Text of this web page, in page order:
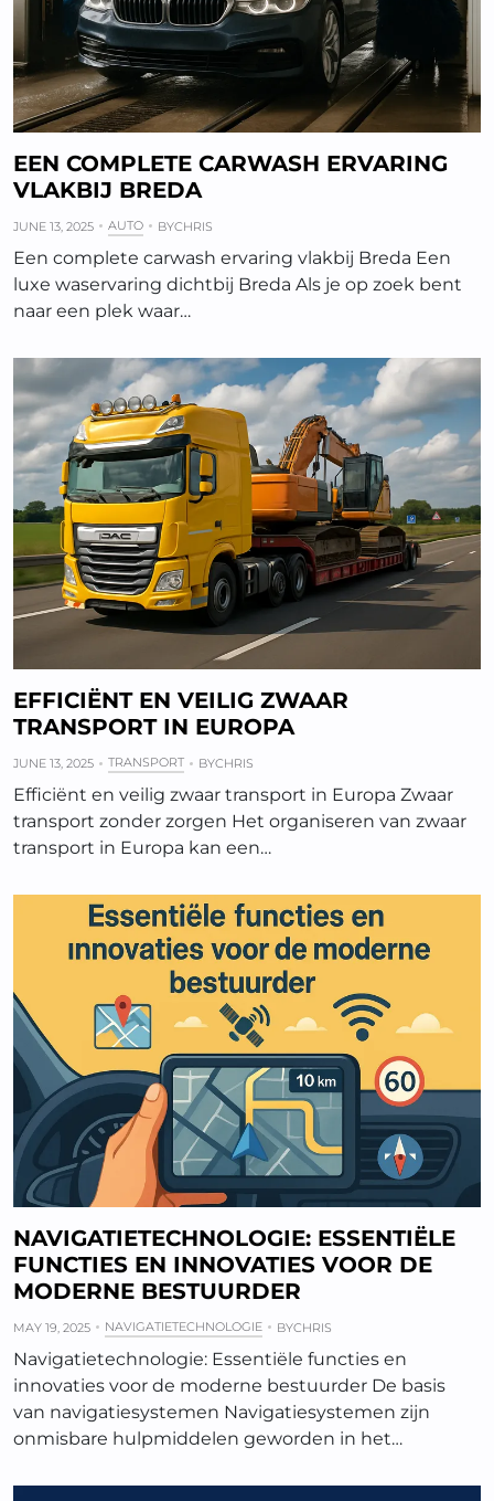
EEN COMPLETE CARWASH ERVARING
VLAKBIJ BREDA
JUNE 13, 2025 AUTO BYCHRIS
Een complete carwash ervaring vlakbij Breda Een
luxe waservaring dichtbij Breda Als je op zoek bent
naar een plek waar…
EFFICIËNT EN VEILIG ZWAAR
TRANSPORT IN EUROPA
JUNE 13, 2025 TRANSPORT BYCHRIS
Efficiënt en veilig zwaar transport in Europa Zwaar
transport zonder zorgen Het organiseren van zwaar
transport in Europa kan een…
NAVIGATIETECHNOLOGIE: ESSENTIËLE
FUNCTIES EN INNOVATIES VOOR DE
MODERNE BESTUURDER
MAY 19, 2025 NAVIGATIETECHNOLOGIE BYCHRIS
Navigatietechnologie: Essentiële functies en
innovaties voor de moderne bestuurder De basis
van navigatiesystemen Navigatiesystemen zijn
onmisbare hulpmiddelen geworden in het…